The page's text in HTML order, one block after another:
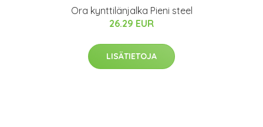
Ora kynttilänjalka Pieni steel
26.29 EUR
LISÄTIETOJA